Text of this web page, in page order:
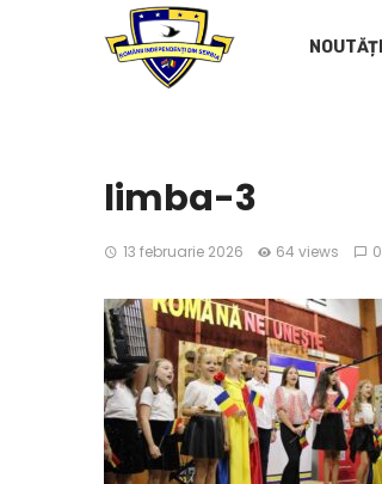
NOUTĂȚI
limba-3
13 februarie 2026 64 views 0